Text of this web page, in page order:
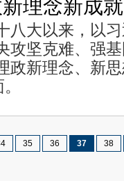
理念新成就
八大以来，以
攻坚克难、强
政新理念、新
35 36 37 38